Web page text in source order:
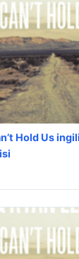
Hold Us